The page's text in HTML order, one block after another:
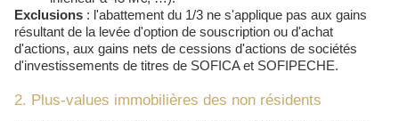
Exclusions : l'abattement du 1/3 ne s'applique pas aux gains
résultant de la levée d'option de souscription ou d'achat
d'actions, aux gains nets de cessions d'actions de sociétés
d'investissements de titres de SOFICA et SOFIPECHE.
2. Plus-values immobilières des non résidents